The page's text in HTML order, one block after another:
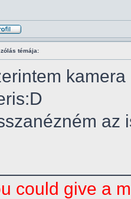
témája:
az
could give a